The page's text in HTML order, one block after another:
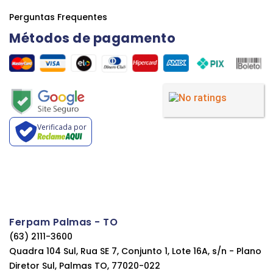
Perguntas Frequentes
Métodos de pagamento
Verificada por
Ferpam Palmas - TO
(63) 2111-3600
Quadra 104 Sul, Rua SE 7, Conjunto 1, Lote 16A, s/n - Plano
Diretor Sul, Palmas TO, 77020-022